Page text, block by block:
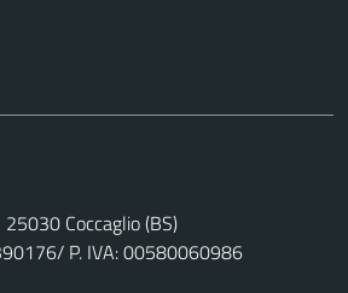
Coccaglio (BS)
P. IVA: 00580060986